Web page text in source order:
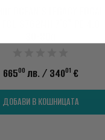
66500 лв. / 34001 €
ДОБАВИ В КОШНИЦАТА